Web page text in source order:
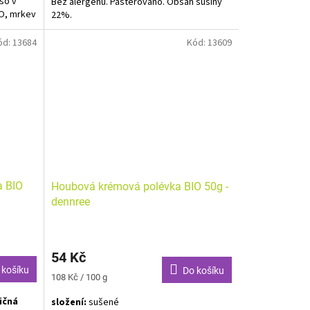
mrkev
BIO
22%.
BIO
košíku
13684
Houbová krémová polévka BIO 50g -
dennree
54 Kč
Měrná
108 Kč / 100 g
Do košíku
složení: sušené
Kód: 13609